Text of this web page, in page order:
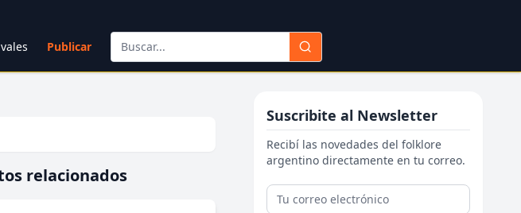
Publicar
relacionados
Suscribite al Newsletter
Recibí las novedades del folklore
argentino directamente en tu correo.